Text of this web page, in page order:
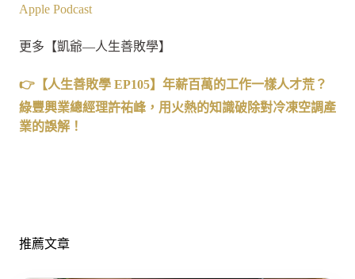
Apple Podcast
更多【凱爺—人生善敗學】
👉【人生善敗學 EP105】年薪百萬的工作一樣人才荒？
綠豐興業總經理許祐峰，用火熱的知識破除對冷凍空調產
業的誤解！
推薦文章